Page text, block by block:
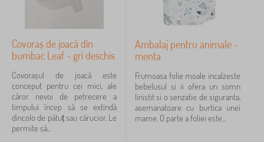
Covoraș de joacă din
bumbac Leaf - gri deschis
Covorașul de joacă este
conceput pentru cei mici, ale
căror nevoi de petrecere a
timpului încep să se extindă
dincolo de pătuț sau cărucior. Le
permite să...
Ambalaj pentru animale -
menta
Frumoasa folie moale incalzeste
bebelusul si ii ofera un somn
linistit si o senzatie de siguranta,
asemanatoare cu burtica unei
mame. O parte a foliei este...